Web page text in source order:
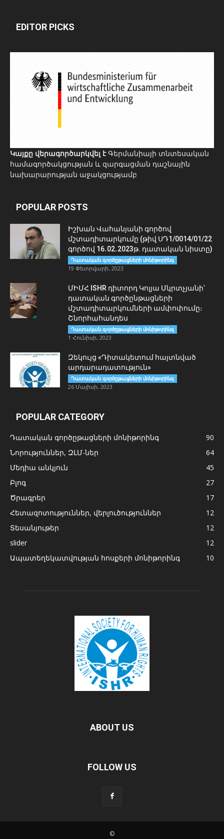
EDITOR PICKS
Կայքը վերագործարկվել էԳերմանիայի տնտեսական
համագործակցության և զարգացման դաշնային
նախարարության աջակցությամբ
POPULAR POSTS
Իշխան Վահանյանի գործով
մշտադիտարկումը (թիվ ՍԴ1/0014/01/22
գործով 16․02․2023թ. դատական նիստը)
Դատական գործըթացների մոնիթորինգ
19 Փետրվարի, 2023
ՄԻՄՀ ISHR դիտորդ Կոլյա Մկրտչյանի՝
դատական գործընթացների
մշտադիտարկումների ամփոփումը։
Շնորհահանդես
Դատական գործըթացների մոնիթորինգ
1 Հունիսի, 2023
Զեկույց «Դիտակետում հայտնված
արդարադատություն»
Դատական գործըթացների մոնիթորինգ
26 Մայիսի, 2023
POPULAR CATEGORY
Դատական գործըթացների մոնիթորինգ
90
Նորություններ, ԶԼՄ-ներ
64
Մեդիա անկյուն
45
Բլոգ
27
Ծրագրեր
17
Հետազոտություններ, վերլուծություններ
12
Տեսանյութեր
12
slider
12
Ապատեղեկատվության հոսքերի մոնիթորինգ
10
ABOUT US
FOLLOW US
©